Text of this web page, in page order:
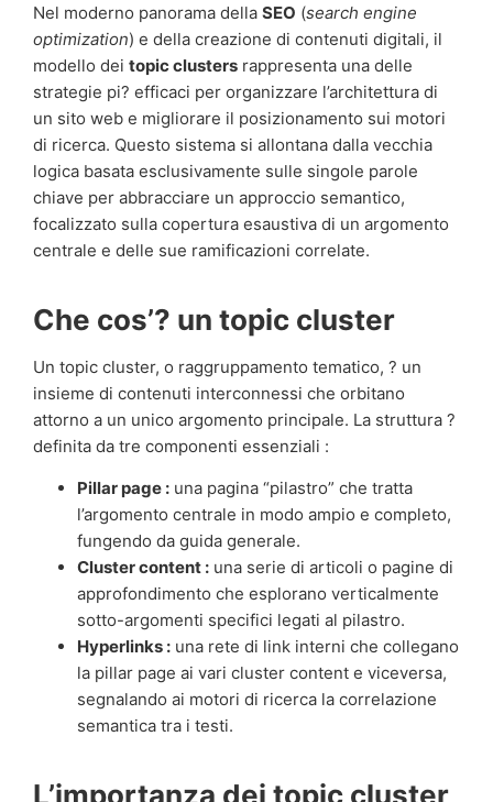
Nel moderno panorama della SEO (search engine
optimization) e della creazione di contenuti digitali, il
modello dei topic clusters rappresenta una delle
strategie pi? efficaci per organizzare l’architettura di
un sito web e migliorare il posizionamento sui motori
di ricerca. Questo sistema si allontana dalla vecchia
logica basata esclusivamente sulle singole parole
chiave per abbracciare un approccio semantico,
focalizzato sulla copertura esaustiva di un argomento
centrale e delle sue ramificazioni correlate.
Che cos’? un topic cluster
Un topic cluster, o raggruppamento tematico, ? un
insieme di contenuti interconnessi che orbitano
attorno a un unico argomento principale. La struttura ?
definita da tre componenti essenziali :
Pillar page : una pagina “pilastro” che tratta
l’argomento centrale in modo ampio e completo,
fungendo da guida generale.
Cluster content : una serie di articoli o pagine di
approfondimento che esplorano verticalmente
sotto-argomenti specifici legati al pilastro.
Hyperlinks : una rete di link interni che collegano
la pillar page ai vari cluster content e viceversa,
segnalando ai motori di ricerca la correlazione
semantica tra i testi.
L’importanza dei topic cluster